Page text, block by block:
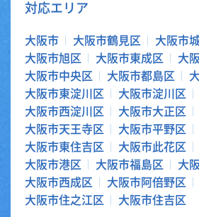
対応エリア
大阪市 大阪市鶴見区
大阪市
大阪市旭区
大阪市東成区
大
大阪市中央区
大阪市都島区
大阪市東淀川区
大阪市淀川区
大阪市西淀川区
大阪市大正区
大阪市天王寺区
大阪市平野区
大阪市東住吉区
大阪市此花区
大阪市港区
大阪市福島区
大
大阪市西成区
大阪市阿倍野区
大阪市住之江区
大阪市住吉区